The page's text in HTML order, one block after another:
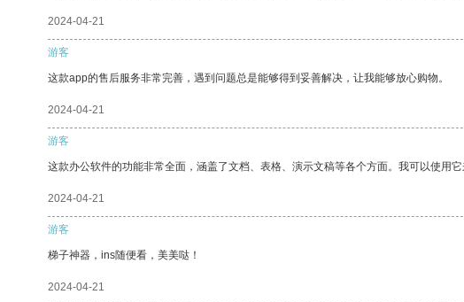
2024-04-21
游客
这款app的售后服务非常完善，遇到问题总是能够得到妥善解决，让我能够放心购物。
2024-04-21
游客
这款办公软件的功能非常全面，涵盖了文档、表格、演示文稿等各个方面。我可以使用
2024-04-21
游客
梯子神器，ins随便看，美美哒！
2024-04-21